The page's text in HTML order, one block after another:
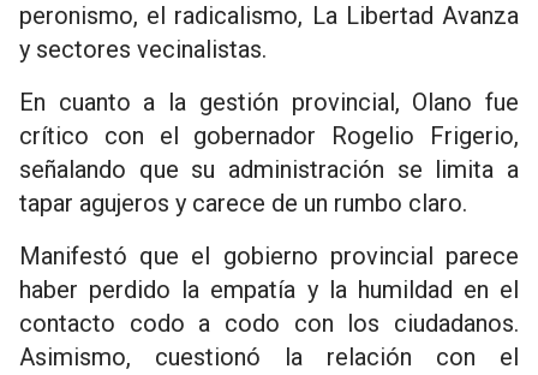
peronismo, el radicalismo, La Libertad Avanza
y sectores vecinalistas.
En cuanto a la gestión provincial, Olano fue
crítico con el gobernador Rogelio Frigerio,
señalando que su administración se limita a
tapar agujeros y carece de un rumbo claro.
Manifestó que el gobierno provincial parece
haber perdido la empatía y la humildad en el
contacto codo a codo con los ciudadanos.
Asimismo, cuestionó la relación con el